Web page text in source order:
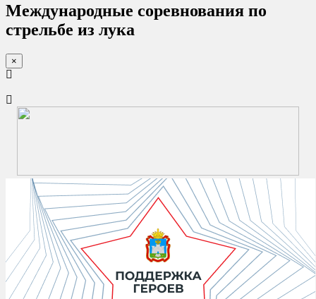
Международные соревнования по
стрельбе из лука
×